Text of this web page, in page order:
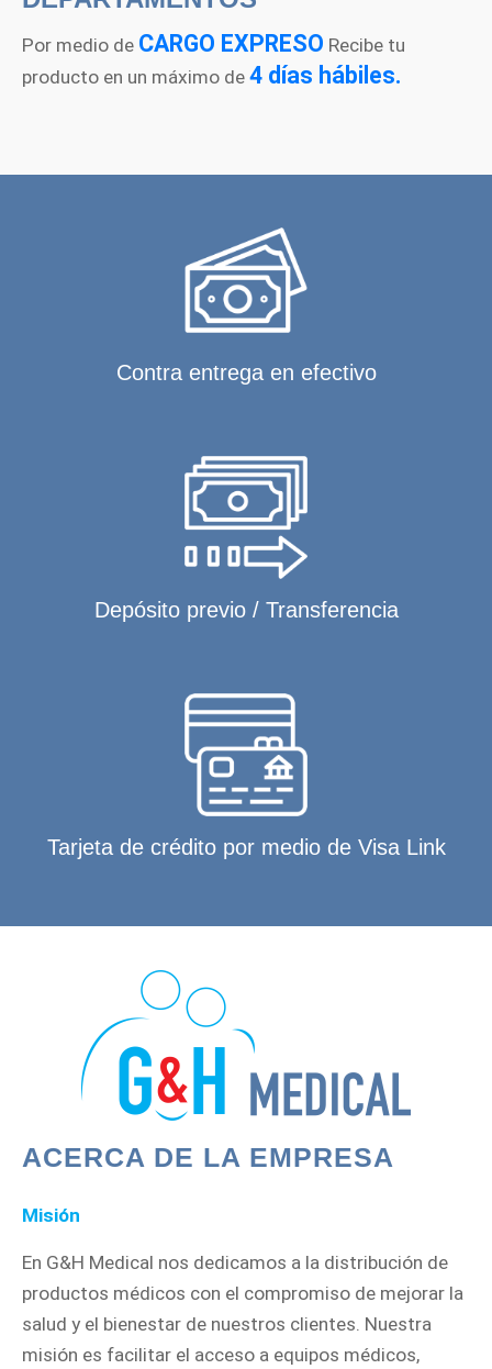
Por medio de CARGO EXPRESO Recibe tu
producto en un máximo de 4 días hábiles.
Contra entrega en efectivo
Depósito previo / Transferencia
Tarjeta de crédito por medio de Visa Link
ACERCA DE LA EMPRESA
Misión
En G&H Medical nos dedicamos a la distribución de
productos médicos con el compromiso de mejorar la
salud y el bienestar de nuestros clientes. Nuestra
misión es facilitar el acceso a equipos médicos,